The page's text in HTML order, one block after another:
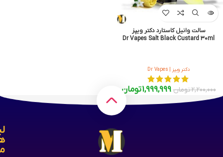
سالت وانیل کاستارد دکتر ویپز
Dr Vapes Salt Black Custard 30ml
دکتر ویپز | Dr Vapes
2,200,000تومان 1,999,999تومان